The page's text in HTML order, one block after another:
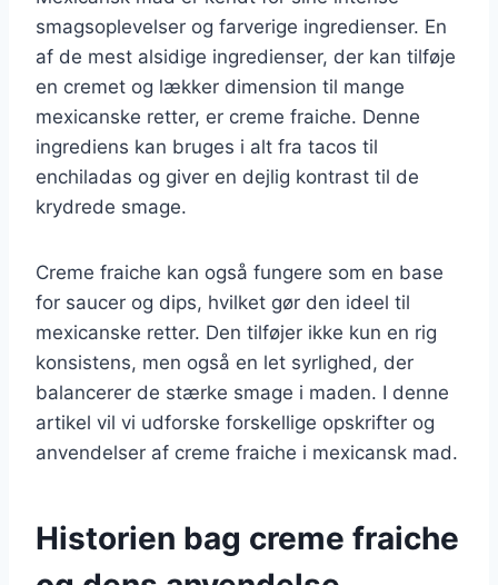
smagsoplevelser og farverige ingredienser. En
af de mest alsidige ingredienser, der kan tilføje
en cremet og lækker dimension til mange
mexicanske retter, er creme fraiche. Denne
ingrediens kan bruges i alt fra tacos til
enchiladas og giver en dejlig kontrast til de
krydrede smage.
Creme fraiche kan også fungere som en base
for saucer og dips, hvilket gør den ideel til
mexicanske retter. Den tilføjer ikke kun en rig
konsistens, men også en let syrlighed, der
balancerer de stærke smage i maden. I denne
artikel vil vi udforske forskellige opskrifter og
anvendelser af creme fraiche i mexicansk mad.
Historien bag creme fraiche